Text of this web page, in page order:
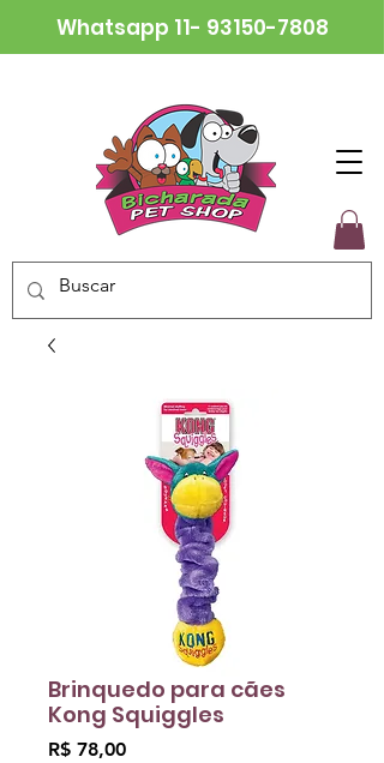
Whatsapp 11- 93150-7808
Brinquedo para cães
Kong Squiggles
R$ 78,00Preço